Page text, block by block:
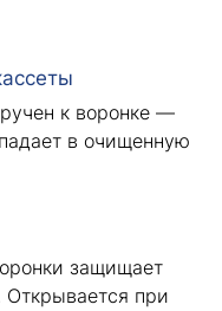
к воронке —
в очищенную
защищает
Открывается при